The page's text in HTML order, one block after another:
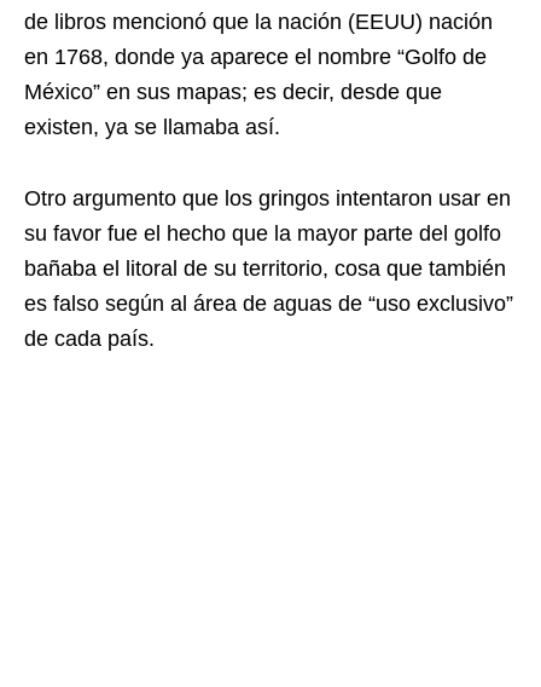
de libros mencionó que la nación (EEUU) nación
en 1768, donde ya aparece el nombre “Golfo de
México” en sus mapas; es decir, desde que
existen, ya se llamaba así.
Otro argumento que los gringos intentaron usar en
su favor fue el hecho que la mayor parte del golfo
bañaba el litoral de su territorio, cosa que también
es falso según al área de aguas de “uso exclusivo”
de cada país.